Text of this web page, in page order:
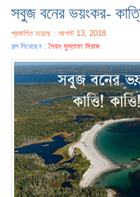
সবুজ বনের ভয়ংকর-
প্রকাশিত হয়েছে : আগস্ট 13, 2018
গল্প লিখেছেন :সৈয়দ মুস্তাফা সিরাজ